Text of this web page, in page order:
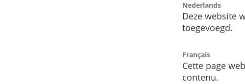
Nederlands
Deze website
toegevoegd.
Français
Cette page
contenu.